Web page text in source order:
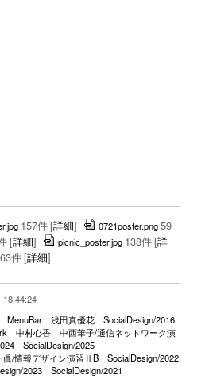
157件[詳細] 0721poster.png59
[詳細] picnic_poster.jpg 138件[詳
63件[詳細]
18:44:24
MenuBar 浅田真優花
SocialDesign/2016
中村心香
中西華子/通信ネットワーク演
SocialDesign/2025
眞/情報デザイン演習ⅡB
SocialDesign/2022
2023
SocialDesign/2021